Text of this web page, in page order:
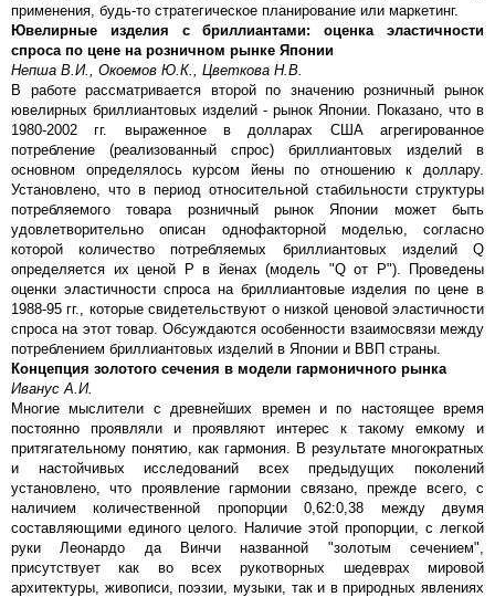
применения, будь-то стратегическое планирование или маркетинг.
Ювелирные изделия с бриллиантами: оценка эластичности
спроса по цене на розничном рынке Японии
Непша В.И., Окоемов Ю.К., Цветкова Н.В.
В работе рассматривается второй по значению розничный рынок
ювелирных бриллиантовых изделий - рынок Японии. Показано, что в
1980-2002 гг. выраженное в долларах США агрегированное
потребление (реализованный спрос) бриллиантовых изделий в
основном определялось курсом йены по отношению к доллару.
Установлено, что в период относительной стабильности структуры
потребляемого товара розничный рынок Японии может быть
удовлетворительно описан однофакторной моделью, согласно
которой количество потребляемых бриллиантовых изделий Q
определяется их ценой P в йенах (модель "Q от P"). Проведены
оценки эластичности спроса на бриллиантовые изделия по цене в
1988-95 гг., которые свидетельствуют о низкой ценовой эластичности
спроса на этот товар. Обсуждаются особенности взаимосвязи между
потреблением бриллиантовых изделий в Японии и ВВП страны.
Концепция золотого сечения в модели гармоничного рынка
Иванус А.И.
Многие мыслители с древнейших времен и по настоящее время
постоянно проявляли и проявляют интерес к такому емкому и
притягательному понятию, как гармония. В результате многократных
и настойчивых исследований всех предыдущих поколений
установлено, что проявление гармонии связано, прежде всего, с
наличием количественной пропорции 0,62:0,38 между двумя
составляющими единого целого. Наличие этой пропорции, с легкой
руки Леонардо да Винчи названной "золотым сечением",
присутствует как во всех рукотворных шедеврах мировой
архитектуры, живописи, поэзии, музыки, так и в природных явлениях